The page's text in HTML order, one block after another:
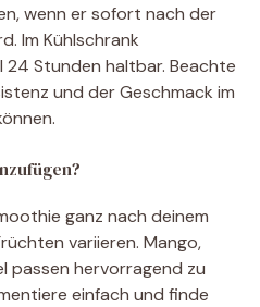
wenn er sofort nach der
Im Kühlschrank
Stunden haltbar. Beachte
und der Geschmack im
ganz nach deinem
variieren. Mango,
passen hervorragend zu
einfach und finde